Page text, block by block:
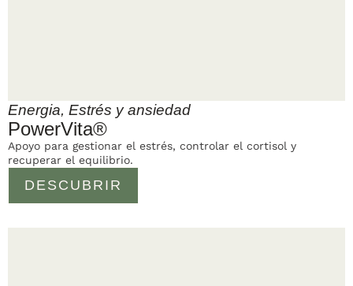
Energia, Estrés y ansiedad
PowerVita®
DESCUBRIR
Apoyo para gestionar el estrés, controlar el cortisol y
recuperar el equilibrio.